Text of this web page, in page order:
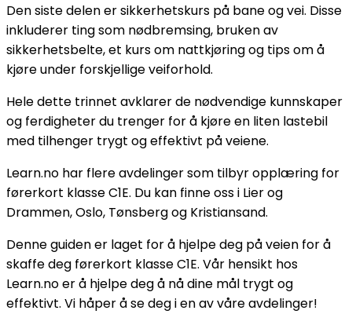
Den siste delen er sikkerhetskurs på bane og vei. Disse
inkluderer ting som nødbremsing, bruken av
sikkerhetsbelte, et kurs om nattkjøring og tips om å
kjøre under forskjellige veiforhold.
Hele dette trinnet avklarer de nødvendige kunnskaper
og ferdigheter du trenger for å kjøre en liten lastebil
med tilhenger trygt og effektivt på veiene.
Learn.no har flere avdelinger som tilbyr opplæring for
førerkort klasse C1E. Du kan finne oss i Lier og
Drammen, Oslo, Tønsberg og Kristiansand.
Denne guiden er laget for å hjelpe deg på veien for å
skaffe deg førerkort klasse C1E. Vår hensikt hos
Learn.no er å hjelpe deg å nå dine mål trygt og
effektivt. Vi håper å se deg i en av våre avdelinger!